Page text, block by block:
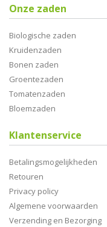
Onze zaden
Biologische zaden
Kruidenzaden
Bonen zaden
Groentezaden
Tomatenzaden
Bloemzaden
Klantenservice
Betalingsmogelijkheden
Retouren
Privacy policy
Algemene voorwaarden
Verzending en Bezorging